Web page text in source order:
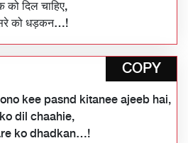
को दिल चाहिए,
को धड़कन…!
COPY
kee pasnd kitanee ajeeb hai,
dil chaahie,
ko dhadkan…!